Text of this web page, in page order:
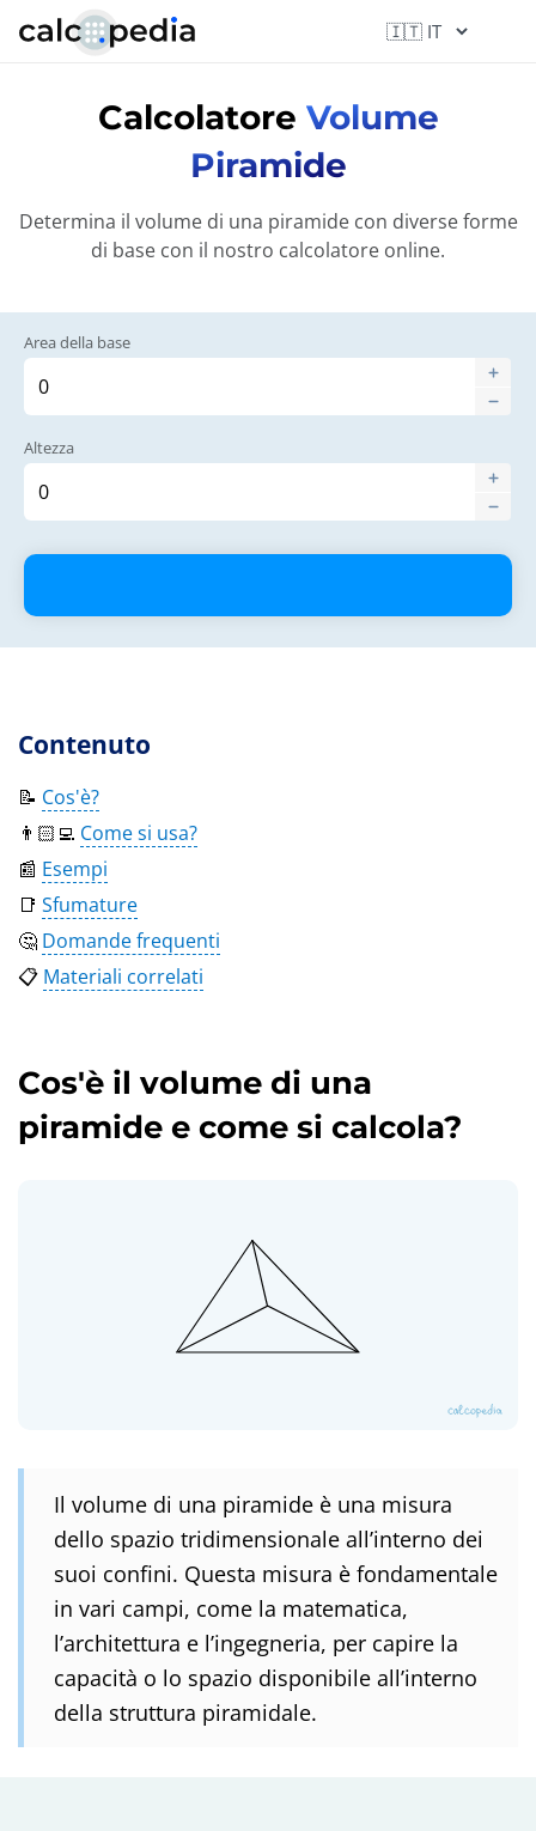
Calcolatore Volume
Piramide
Determina il volume di una piramide con diverse forme
di base con il nostro calcolatore online.
Area della base
Altezza
Contenuto
📝 Cos'è?
👨🏻‍💻 Come si usa?
📰 Esempi
📑 Sfumature
🤔 Domande frequenti
📋 Materiali correlati
Cos'è il volume di una
piramide e come si calcola?
Il volume di una piramide è una misura
dello spazio tridimensionale all’interno dei
suoi confini. Questa misura è fondamentale
in vari campi, come la matematica,
l’architettura e l’ingegneria, per capire la
capacità o lo spazio disponibile all’interno
della struttura piramidale.